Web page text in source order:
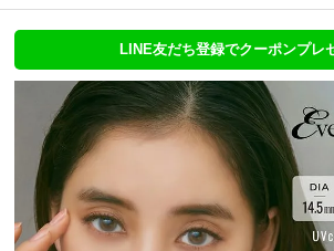
LINE友だち登録でクーポンプレ